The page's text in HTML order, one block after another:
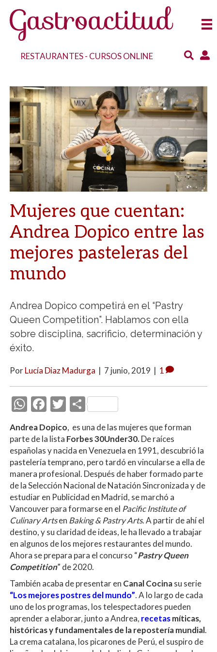
RESTAURANTES- CURSOS ONLINE
Mujeres que cuentan:
Andrea Dopico entre las
mejores pasteleras del
mundo
Andrea Dopico competirá en el “Pastry
Queen Competition”. Hablamos con ella
sobre disciplina, sacrificio, determinación y
éxito.
PorLucía Diaz Madurga | 7 junio, 2019 | 1
W
at
s
A
p
p
F
ac
e
b
o
o
k
T
itt
er
C
m
p
ar
ti
r
Andrea Dopico, es una de las mujeres que forman
parte de la lista Forbes 30Under30.De raíces
españolas y nacida en Venezuela en 1991, descubrió la
pastelería temprano, pero tardó en vincularse a ella de
manera profesional. Después de haber formado parte
de la Selección Nacional de Natación Sincronizada y de
estudiar en Publicidad en Madrid, se marchó a
Vancouver para formarse en el Pacific Institute of
Culinary Artsen Baking & Pastry Arts. A partir de ahí el
destino, y su claridad de ideas, le ha llevado a trabajar
en algunos de los mejores restaurantes del mundo.
Ahora se prepara para el concurso “Pastry Queen
Competition” de 2020.
También acaba de presentar en Canal Cocinasu serie
“Los mejores postres del mundo”. A lo largo de cada
uno de los programas, los telespectadores pueden
aprender a elaborar, junto a Andrea, recetasmíticas,
históricas y fundamentales de la repostería mundial.
La crema catalana, los picarones de Perú, el suspiro de